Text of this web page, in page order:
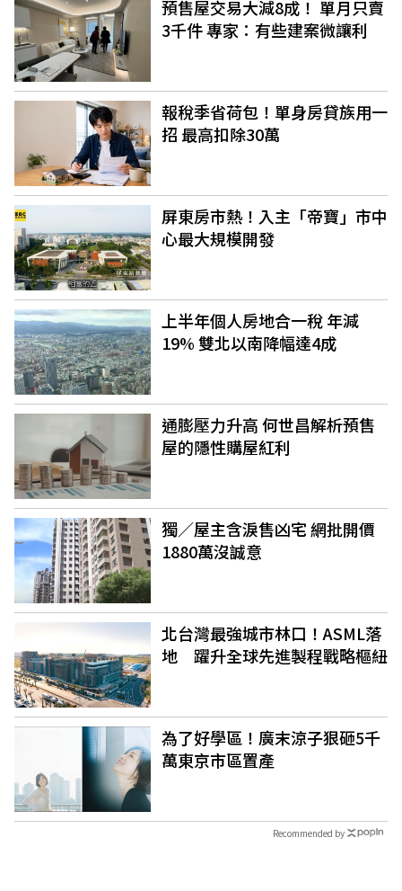
預售屋交易大減8成！ 單月只賣
3千件 專家：有些建案微讓利
報稅季省荷包！單身房貸族用一
招 最高扣除30萬
屏東房市熱！入主「帝寶」市中
心最大規模開發
上半年個人房地合一稅 年減
19% 雙北以南降幅達4成
通膨壓力升高 何世昌解析預售
屋的隱性購屋紅利
獨／屋主含淚售凶宅 網批開價
1880萬沒誠意
北台灣最強城市林口！ASML落
地 躍升全球先進製程戰略樞紐
為了好學區！廣末涼子狠砸5千
萬東京市區置產
Recommended by